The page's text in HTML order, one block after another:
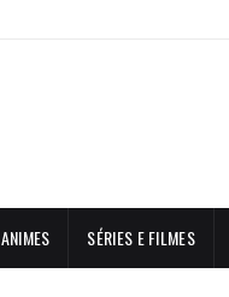
ANIMES SÉRIES E FILMES